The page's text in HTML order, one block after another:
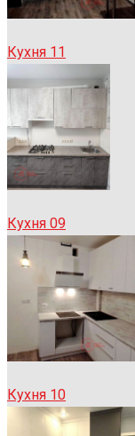
Кухня 11
Кухня 09
Кухня 10